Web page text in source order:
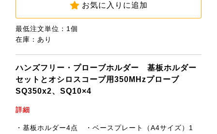
お気に入りに追加
最低注文単位：1個
在庫：あり
ハンズフリー・プローブホルダー 基板ホルダー
セットとオシロスコープ用350MHzプローブ
SQ350x2、SQ10×4
詳細
・基板ホルダー4点 ・ベースプレート（A4サイズ）1